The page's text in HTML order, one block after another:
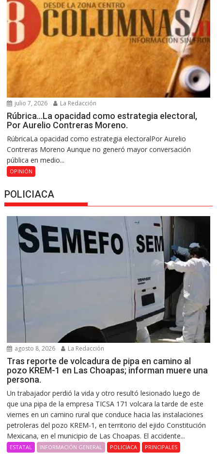
julio 7, 2026 La Redacción
Rúbrica…La opacidad como estrategia electoral,
Por Aurelio Contreras Moreno.
RúbricaLa opacidad como estrategia electoralPor Aurelio
Contreras Moreno Aunque no generó mayor conversación
pública en medio...
OPINIÓN
POLICIACA
agosto 8, 2026 La Redacción
Tras reporte de volcadura de pipa en camino al
pozo KREM-1 en Las Choapas; informan muere una
persona.
Un trabajador perdió la vida y otro resultó lesionado luego de
que una pipa de la empresa TICSA 171 volcara la tarde de este
viernes en un camino rural que conduce hacia las instalaciones
petroleras del pozo KREM-1, en territorio del ejido Constitución
Mexicana, en el municipio de Las Choapas. El accidente...
ESTATAL INFORMACIÓN GENERAL POLICIACA PRINCIPALES